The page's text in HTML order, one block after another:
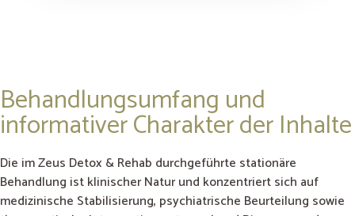
Behandlungsumfang und
informativer Charakter der Inhalte
Die im Zeus Detox & Rehab durchgeführte stationäre
Behandlung ist klinischer Natur und konzentriert sich auf
medizinische Stabilisierung, psychiatrische Beurteilung sowie